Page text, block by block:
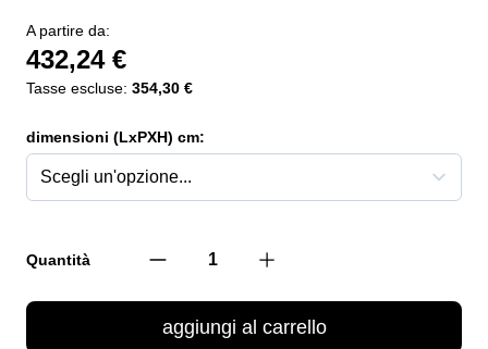
A partire da:
432,24 €
Tasse escluse: 354,30 €
dimensioni (LxPXH) cm:
Quantità
aggiungi al carrello